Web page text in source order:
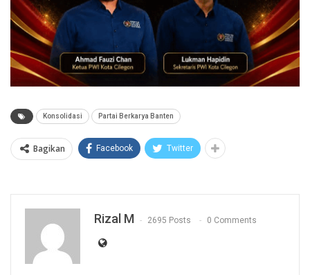
Konsolidasi Partai Berkarya Banten
Bagikan Facebook Twitter
Rizal M 2695 Posts 0 Comments